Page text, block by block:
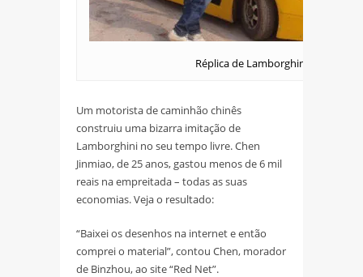
Réplica de Lamborghini
Um motorista de caminhão chinês
construiu uma bizarra imitação de
Lamborghini no seu tempo livre. Chen
Jinmiao, de 25 anos, gastou menos de 6 mil
reais na empreitada – todas as suas
economias. Veja o resultado:
“Baixei os desenhos na internet e então
comprei o material”, contou Chen, morador
de Binzhou, ao site “Red Net”.